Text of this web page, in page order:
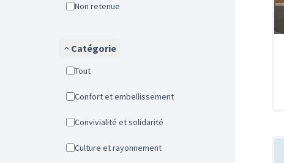
Non retenue
Catégorie
Tout
Confort et embellissement
Convivialité et solidarité
Culture et rayonnement